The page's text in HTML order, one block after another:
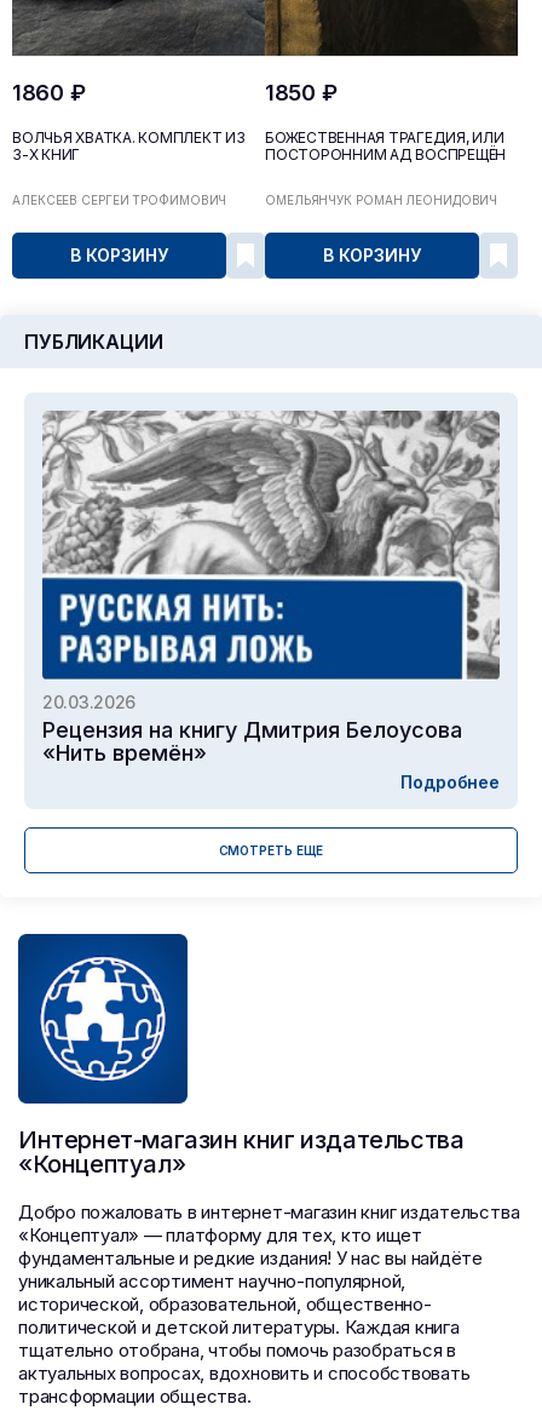
1860 ₽
ВОЛЧЬЯ ХВАТКА. КОМПЛЕКТ ИЗ
3-Х КНИГ
АЛЕКСЕЕВ СЕРГЕЙ ТРОФИМОВИЧ
В КОРЗИНУ
1850 ₽
БОЖЕСТВЕННАЯ ТРАГЕДИЯ, ИЛИ
ПОСТОРОННИМ АД ВОСПРЕЩЁН
ОМЕЛЬЯНЧУК РОМАН ЛЕОНИДОВИЧ
В КОРЗИНУ
ПУБЛИКАЦИИ
20.03.2026
Рецензия на книгу Дмитрия Белоусова
«Нить времён»
Подробнее
СМОТРЕТЬ ЕЩЕ
Интернет-магазин книг издательства
«Концептуал»
Добро пожаловать в интернет-магазин книг издательства
«Концептуал» — платформу для тех, кто ищет
фундаментальные и редкие издания! У нас вы найдёте
уникальный ассортимент научно-популярной,
исторической, образовательной, общественно-
политической и детской литературы. Каждая книга
тщательно отобрана, чтобы помочь разобраться в
актуальных вопросах, вдохновить и способствовать
трансформации общества.